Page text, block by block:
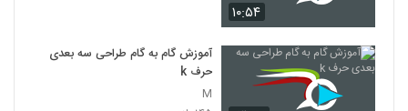
۱۰:۵۴
آموزش گام به گام طراحی سه بعدی
حرف k
M